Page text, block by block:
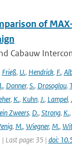
of
Cabauw
Frieß, U., Hendrick, F.,
, Donner, S., Drosoglou,
, K., Kuhn, J., Lampel,
Zweers, D., Strong, K.,
, M., Wiegner, M.,
Last page: 35 | doi: